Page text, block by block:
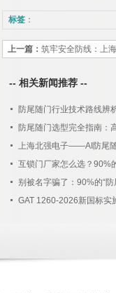
标签 ：
上一篇： 筑牢安全防线：上
-- 相关新闻推荐 --
防尾随门行业技术路线辨
防尾随门选型完全指南：
上海北强电子——AI防尾